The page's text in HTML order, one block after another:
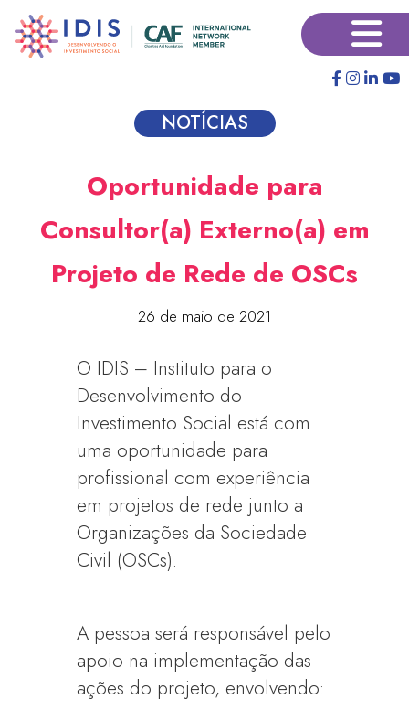
para
×
NOTÍCIAS
Oportunidade para
Consultor(a) Externo(a) em
Projeto de Rede de OSCs
26 de maio de 2021
O IDIS – Instituto para o
Desenvolvimento do
Investimento Social está com
uma oportunidade para
profissional com experiência
em projetos de rede junto a
Organizações da Sociedade
Civil (OSCs).
A pessoa será responsável pelo
apoio na implementação das
ações do projeto, envolvendo: